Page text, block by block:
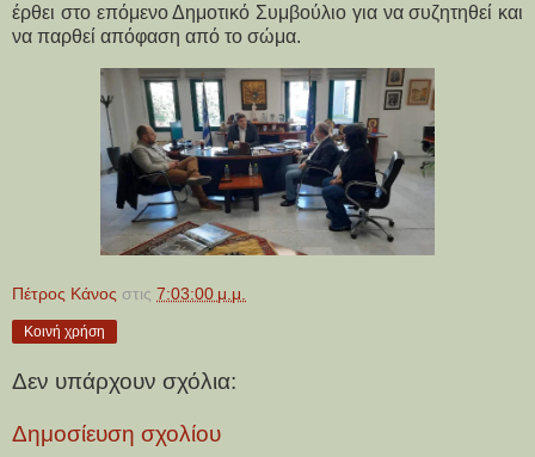
έρθει στο επόμενο Δημοτικό Συμβούλιο για να συζητηθεί και
να παρθεί απόφαση από το σώμα.
Πέτρος Κάνος στις 7:03:00 μ.μ.
Κοινή χρήση
Δεν υπάρχουν σχόλια:
Δημοσίευση σχολίου